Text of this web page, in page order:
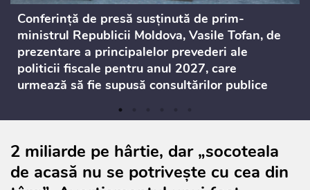
Conferință de presă susținută de prim-
ministrul Republicii Moldova, Vasile Tofan, de
prezentare a principalelor prevederi ale
politicii fiscale pentru anul 2027, care
urmează să fie supusă consultărilor publice
2 miliarde pe hârtie, dar „socoteala
de acasă nu se potrivește cu cea din